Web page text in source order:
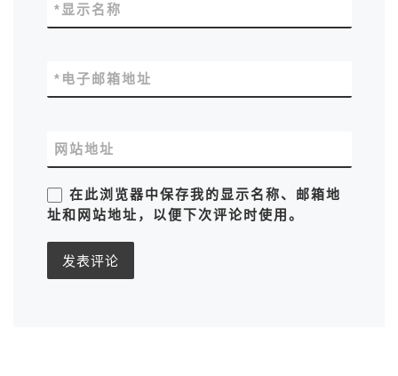
显示名称
*
电子邮箱地址
*
网站地址
在此浏览器中保存我的显示名称、邮箱地
址和网站地址，以便下次评论时使用。